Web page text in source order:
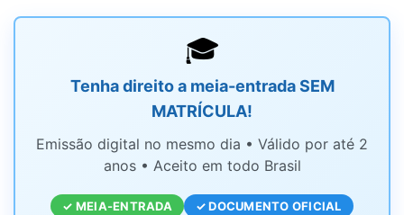
🎓
Tenha direito a meia-entrada SEM
MATRÍCULA!
Emissão digital no mesmo dia • Válido por até 2
anos • Aceito em todo Brasil
✓ MEIA-ENTRADA
✓ DOCUMENTO OFICIAL